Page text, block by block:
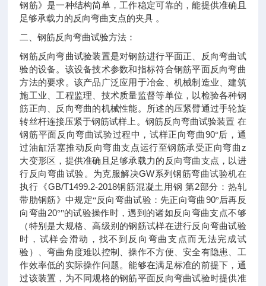
钢筋》是一种结构简单，工作稳定可靠的，能提供准确且
足够承载力的反向弯曲支点的夹具 。
二、钢筋反向弯曲试验方法：
钢筋反向弯曲试验装置是对钢筋进行平面正、反向弯曲试
验的设备。该设备技术参数和指标符合钢筋平面反向弯曲
方法的要求。该产品广泛应用于冶金、机械制造业、建筑
施工业、工程监理、技术质量监督等单位，以检验各种钢
筋正向、反向弯曲的机械性能。所述的压紧臂通过手轮旋
转丝杆连接压紧于钢筋试样上。钢筋反向弯曲试验装置 在
钢筋平面反向弯曲试验过程中，试样正向弯曲90°后，通
过油缸活塞推动反向弯曲支点运行至钢筋承受正向弯曲z
大变形区，提供准确且足够承载力的反向弯曲支点，以进
行反向弯曲试验。为克服解决GW系列钢筋弯曲试验机在
执行《GB/T1499.2-2018钢筋混凝土用钢 第2部分：热轧
带肋钢筋》中规定“反向弯曲试验：先正向弯曲90°后再反
向弯曲 20°"的试验操作时，遇到的诸如反向弯曲支点不够
（特别是大规格、高级别的钢筋试样在进行反向弯曲试验
时，试样会滑动，找不到反向弯曲支点而无法完成试
验）、弯曲角度难以控制、操作不方便、安全有隐患、工
作效率低的实际操作问题。能够在满足标准的前提下，通
过该装置，为不同规格的钢筋平面反向弯曲试验时提供准